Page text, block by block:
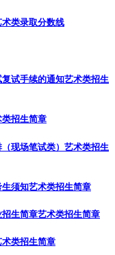
术类录取分数线
试手续的通知艺术类招生
类招生简章
现场笔试类） 艺术类招生
生须知艺术类招生简章
生简章艺术类招生简章
术类招生简章